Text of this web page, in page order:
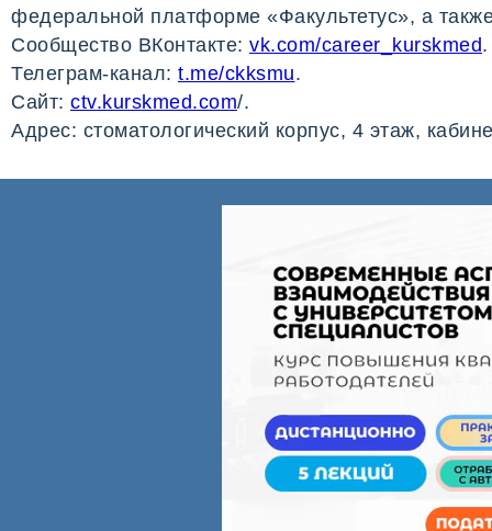
федеральной платформе «Факультетус», а
Сообщество ВКонтакте: vk.com/career_kurskmed.
Телеграм-канал: t.me/ckksmu.
Сайт: ctv.kurskmed.com/.
Адрес: стоматологический корпус, 4 этаж,